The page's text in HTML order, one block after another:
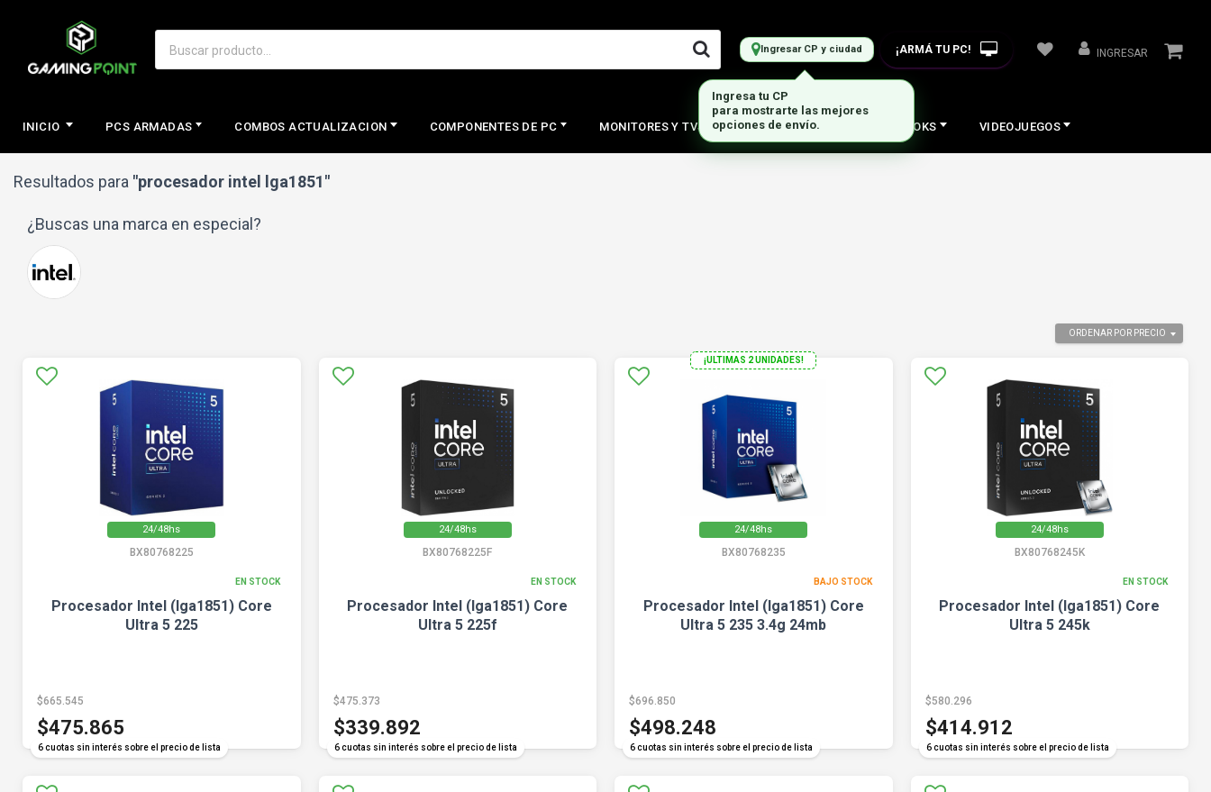
Ingresar CP y ciudad ¡ARMÁ TU PC! INGRESAR
INICIO PCS ARMADAS COMBOS ACTUALIZACION COMPONENTES DE PC MONITORES Y TVS PERIFERICOS NOTEBOOKS VIDEOJUEGOS
Resultados para "procesador intel lga1851"
¿Buscas una marca en especial?
ORDENAR POR PRECIO
24/48hs
BX80768225
EN STOCK
Procesador Intel (lga1851) Core
Ultra 5 225
6 cuotas sin interés sobre el precio de lista
$665.545
$475.865
24/48hs
BX80768225F
EN STOCK
Procesador Intel (lga1851) Core
Ultra 5 225f
6 cuotas sin interés sobre el precio de lista
$475.373
$339.892
24/48hs
¡ULTIMAS 2 UNIDADES!
BX80768235
BAJO STOCK
Procesador Intel (lga1851) Core
Ultra 5 235 3.4g 24mb
6 cuotas sin interés sobre el precio de lista
$696.850
$498.248
24/48hs
BX80768245K
EN STOCK
Procesador Intel (lga1851) Core
Ultra 5 245k
6 cuotas sin interés sobre el precio de lista
$580.296
$414.912